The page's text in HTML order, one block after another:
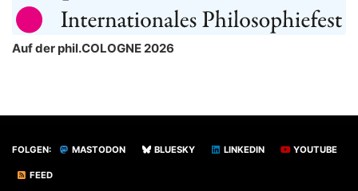
Auf der phil.COLOGNE 2026
FOLGEN: MASTODON BLUESKY LINKEDIN YOUTUBE
FEED